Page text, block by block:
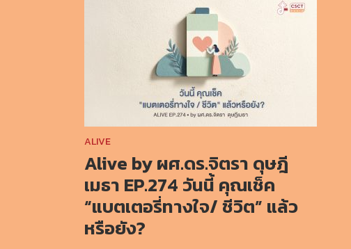
ALIVE
Alive by ผศ.ดร.จิตรา ดุษฎี
เมธา EP.274 วันนี้ คุณเช็ค
“แบตเตอรี่ทางใจ/ ชีวิต” แล้ว
หรือยัง?